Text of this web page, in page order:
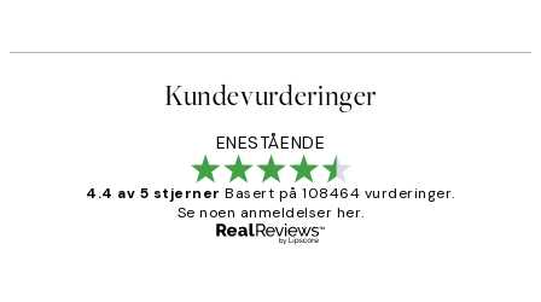
Kundevurderinger
ENESTÅENDE
4.4 av 5 stjerner Basert på 108464 vurderinger.
Se noen anmeldelser her.